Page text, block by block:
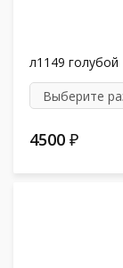
л1149 голубой
4500 ₽